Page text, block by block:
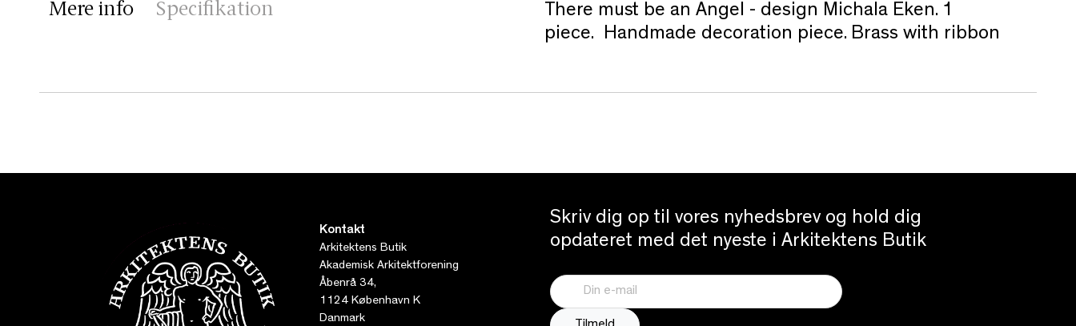
Mere info Specifikation
There must be an Angel - design Michala Eken. 1
piece. Handmade decoration piece. Brass with ribbon
Kontakt
Arkitektens Butik
Akademisk Arkitektforening
Åbenrå 34,
1124 København K
Danmark
Skriv dig op til vores nyhedsbrev og hold dig
opdateret med det nyeste i Arkitektens Butik